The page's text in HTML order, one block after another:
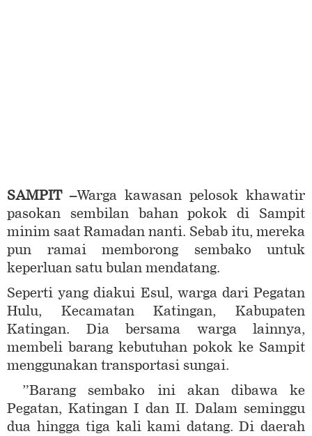
SAMPIT –Warga kawasan pelosok khawatir
pasokan sembilan bahan pokok di Sampit
minim saat Ramadan nanti. Sebab itu, mereka
pun ramai memborong sembako untuk
keperluan satu bulan mendatang.
Seperti yang diakui Esul, warga dari Pegatan
Hulu, Kecamatan Katingan, Kabupaten
Katingan. Dia bersama warga lainnya,
membeli barang kebutuhan pokok ke Sampit
menggunakan transportasi sungai.
”Barang sembako ini akan dibawa ke
Pegatan, Katingan I dan II. Dalam seminggu
dua hingga tiga kali kami datang. Di daerah